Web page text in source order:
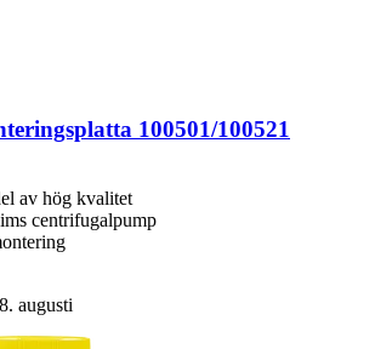
100501/100521
av hög kvalitet
centrifugalpump
augusti